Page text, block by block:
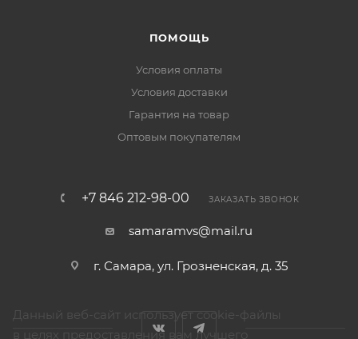
ПОМОЩЬ
Условия оплаты
Условия доставки
Гарантия на товар
Оптовым покупателям
+7 846 212-98-00 ЗАКАЗАТЬ ЗВОНОК
samaramvs@mail.ru
г. Самара, ул. Грозненская, д. 35
Данный веб-сайт использует cookie-файлы
в целях предоставления вам лучшего